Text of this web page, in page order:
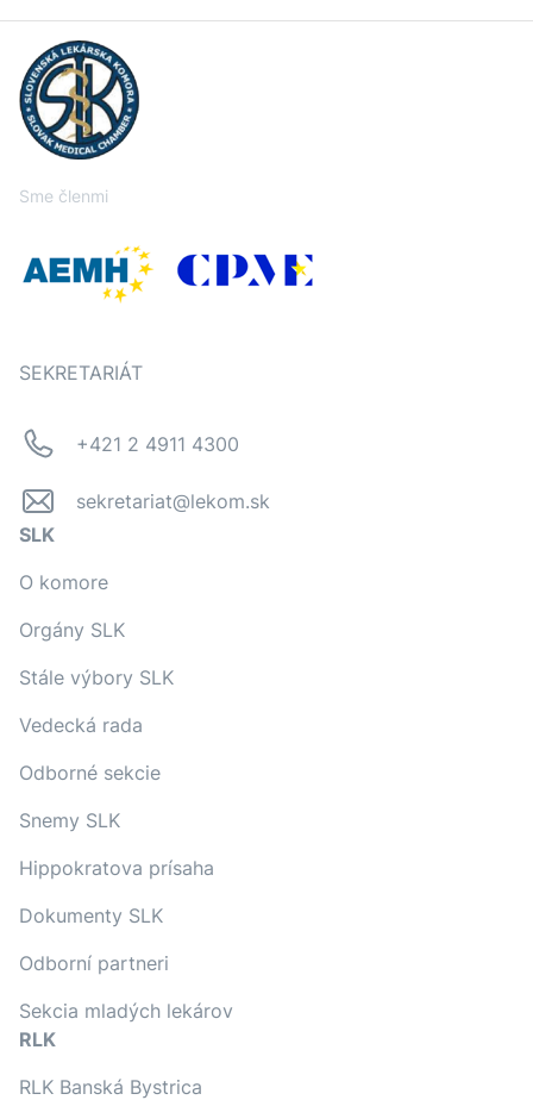
Sme členmi
SEKRETARIÁT
+421 2 4911 4300
sekretariat@lekom.sk
SLK
O komore
Orgány SLK
Stále výbory SLK
Vedecká rada
Odborné sekcie
Snemy SLK
Hippokratova prísaha
Dokumenty SLK
Odborní partneri
Sekcia mladých lekárov
RLK
RLK Banská Bystrica